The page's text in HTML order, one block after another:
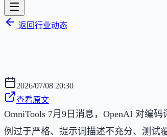
返回行业动态
2026/07/08 20:30
查看原文
OmniTools 7月9日消息，OpenAI 对编
例过于严格、提示词描述不充分、测试